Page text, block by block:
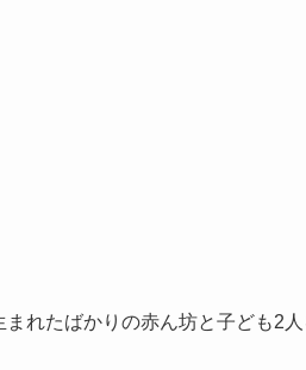
れたばかりの赤ん坊と子ども2人